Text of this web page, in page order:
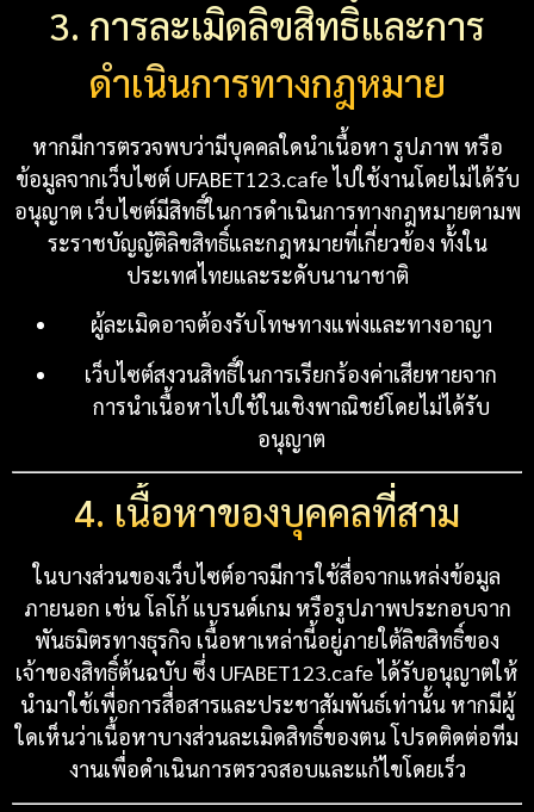
3. การละเมิดลิขสิทธิ์และการ
ดำเนินการทางกฎหมาย
หากมีการตรวจพบว่ามีบุคคลใดนำเนื้อหา รูปภาพ หรือ
ข้อมูลจากเว็บไซต์ UFABET123.cafe ไปใช้งานโดยไม่ได้รับ
อนุญาต เว็บไซต์มีสิทธิ์ในการดำเนินการทางกฎหมายตามพ
ระราชบัญญัติลิขสิทธิ์และกฎหมายที่เกี่ยวข้อง ทั้งใน
ประเทศไทยและระดับนานาชาติ
ผู้ละเมิดอาจต้องรับโทษทางแพ่งและทางอาญา
เว็บไซต์สงวนสิทธิ์ในการเรียกร้องค่าเสียหายจาก
การนำเนื้อหาไปใช้ในเชิงพาณิชย์โดยไม่ได้รับ
อนุญาต
4. เนื้อหาของบุคคลที่สาม
ในบางส่วนของเว็บไซต์อาจมีการใช้สื่อจากแหล่งข้อมูล
ภายนอก เช่น โลโก้ แบรนด์เกม หรือรูปภาพประกอบจาก
พันธมิตรทางธุรกิจ เนื้อหาเหล่านี้อยู่ภายใต้ลิขสิทธิ์ของ
เจ้าของสิทธิ์ต้นฉบับ ซึ่ง UFABET123.cafe ได้รับอนุญาตให้
นำมาใช้เพื่อการสื่อสารและประชาสัมพันธ์เท่านั้น หากมีผู้
ใดเห็นว่าเนื้อหาบางส่วนละเมิดสิทธิ์ของตน โปรดติดต่อทีม
งานเพื่อดำเนินการตรวจสอบและแก้ไขโดยเร็ว